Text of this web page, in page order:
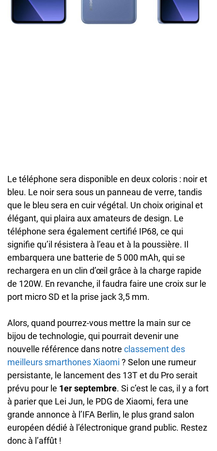
Le téléphone sera disponible en deux coloris : noir et
bleu. Le noir sera sous un panneau de verre, tandis
que le bleu sera en cuir végétal. Un choix original et
élégant, qui plaira aux amateurs de design. Le
téléphone sera également certifié IP68, ce qui
signifie qu’il résistera à l’eau et à la poussière. Il
embarquera une batterie de 5 000 mAh, qui se
rechargera en un clin d’œil grâce à la charge rapide
de 120W. En revanche, il faudra faire une croix sur le
port micro SD et la prise jack 3,5 mm.
Alors, quand pourrez-vous mettre la main sur ce
bijou de technologie, qui pourrait devenir une
nouvelle référence dans notre classement des
meilleurs smarthones Xiaomi ? Selon une rumeur
persistante, le lancement des 13T et du Pro serait
prévu pour le 1er septembre. Si c’est le cas, il y a fort
à parier que Lei Jun, le PDG de Xiaomi, fera une
grande annonce à l’IFA Berlin, le plus grand salon
européen dédié à l’électronique grand public. Restez
donc à l’affût !